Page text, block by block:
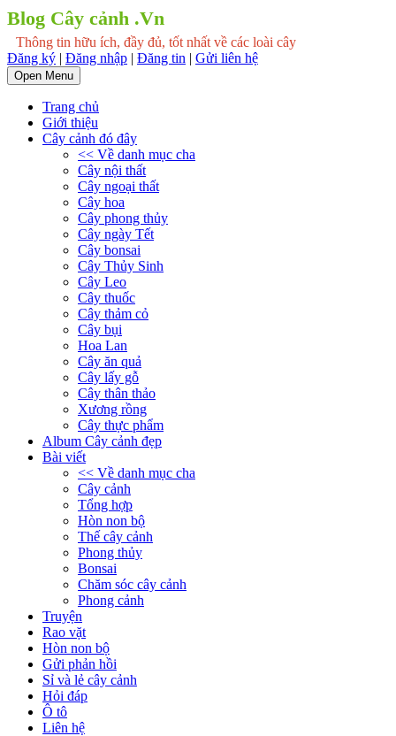
Blog Cây cảnh .Vn
Thông tin hữu ích, đầy đủ, tốt nhất về các loài cây
Đăng ký | Đăng nhập | Đăng tin | Gửi liên hệ
Open Menu
Trang chủ
Giới thiệu
Cây cảnh đó đây
<< Về danh mục cha
Cây nội thất
Cây ngoại thất
Cây hoa
Cây phong thủy
Cây ngày Tết
Cây bonsai
Cây Thủy Sinh
Cây Leo
Cây thuốc
Cây thảm cỏ
Cây bụi
Hoa Lan
Cây ăn quả
Cây lấy gỗ
Cây thân thảo
Xương rồng
Cây thực phẩm
Album Cây cảnh đẹp
Bài viết
<< Về danh mục cha
Cây cảnh
Tổng hợp
Hòn non bộ
Thế cây cảnh
Phong thủy
Bonsai
Chăm sóc cây cảnh
Phong cảnh
Truyện
Rao vặt
Hòn non bộ
Gửi phản hồi
Sỉ và lẻ cây cảnh
Hỏi đáp
Ô tô
Liên hệ